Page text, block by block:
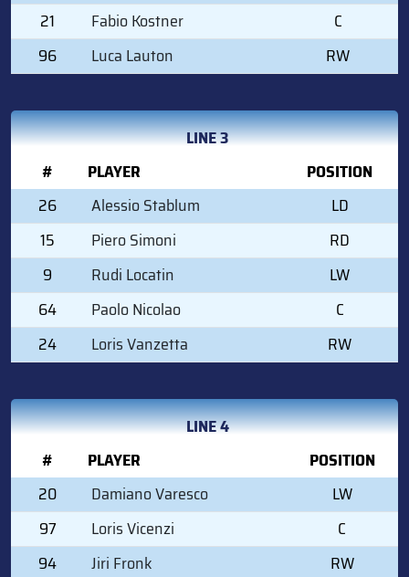
21
Fabio Kostner
C
96
Luca Lauton RW
LINE 3
#
PLAYER
POSITION
26
Alessio Stablum
LD
15
Piero Simoni
RD
9
Rudi Locatin
LW
64
Paolo Nicolao
C
24
Loris Vanzetta RW
LINE 4
#
PLAYER
POSITION
20
Damiano Varesco
LW
97
Loris Vicenzi
C
94
Jiri Fronk RW